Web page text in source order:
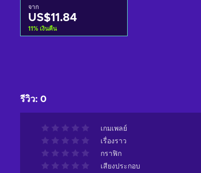
จาก
US$11.84
11% เงินคืน
รีวิว: 0
เกมเพลย์
เรื่องราว
กราฟิก
เสียงประกอบ